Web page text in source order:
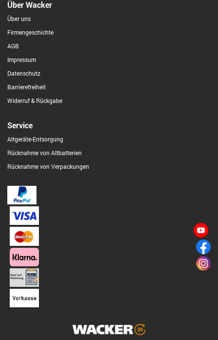
Über Wacker
Über uns
Firmengeschichte
AGB
Impressum
Datenschutz
Barrierefreiheit
Widerruf & Rückgabe
Service
Altgeräte-Entsorgung
Rücknahme von Altbatterien
Rücknahme von Verpackungen